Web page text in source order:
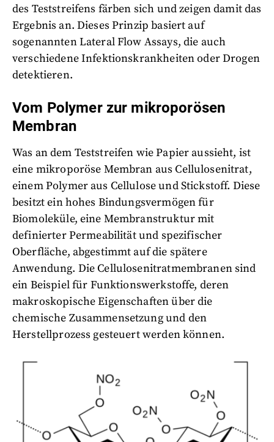
des Teststreifens färben sich und zeigen damit das
Ergebnis an. Dieses Prinzip basiert auf
sogenannten Lateral Flow Assays, die auch
verschiedene Infektionskrankheiten oder Drogen
detektieren.
Vom Polymer zur mikroporösen
Membran
Was an dem Teststreifen wie Papier aussieht, ist
eine mikroporöse Membran aus Cellulosenitrat,
einem Polymer aus Cellulose und Stickstoff. Diese
besitzt ein hohes Bindungsvermögen für
Biomoleküle, eine Membranstruktur mit
definierter Permeabilität und spezifischer
Oberfläche, abgestimmt auf die spätere
Anwendung. Die Cellulosenitratmembranen sind
ein Beispiel für Funktionswerkstoffe, deren
makroskopische Eigenschaften über die
chemische Zusammensetzung und den
Herstellprozess gesteuert werden können.